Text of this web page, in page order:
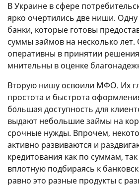
В Украине в сфере
ярко очертились две ниши. Одну
банки, которые готовы
суммы займов на несколько лет.
оперативны в принятии
мнительны в оценке
Вторую нишу освоили МФО. Их
простота и быстрота
бо́льшая доступность для
выдают небольшие займы на
срочные нужды. Впрочем,
активно развиваются и
кредитования как по суммам,
вплотную подбираясь к
равно это разные продукты с